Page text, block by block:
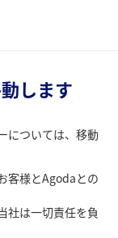
します
については、移動
客様とAgodaとの
社は一切責任を負